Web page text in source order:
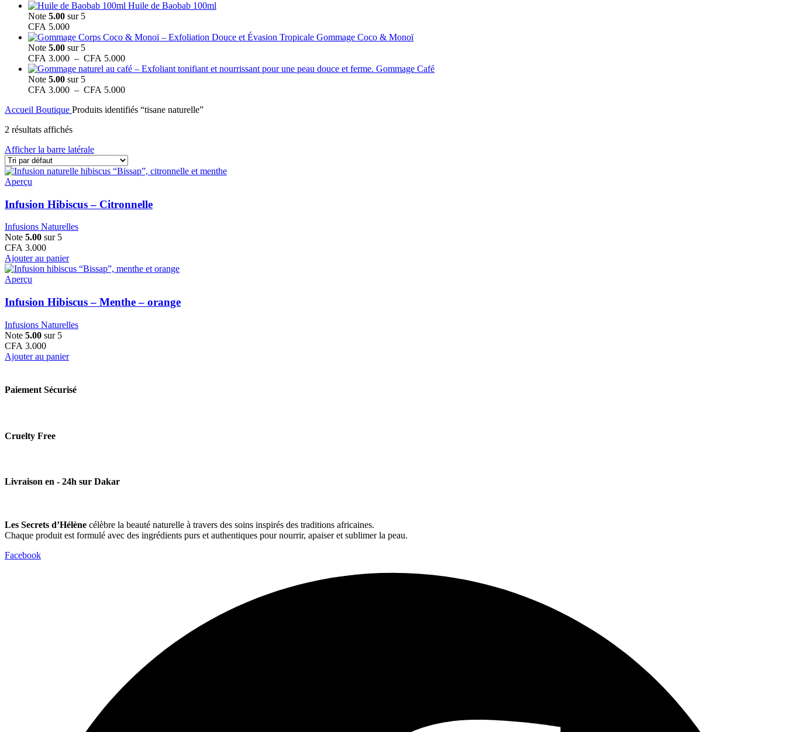
Huile de Baobab 100ml
Note 5.00 sur 5
CFA 5.000
Gommage Coco & Monoï
Note 5.00 sur 5
CFA 3.000 – CFA 5.000Plage
de
CFA 3.000
CFA 5.000
Gommage Café
Note 5.00 sur 5
CFA 3.000 – CFA 5.000Plage
prix :
Accueil Boutique Produits identifiés “tisane naturelle”
2 résultats affichés
Afficher la barre latérale
Aperçu
Infusion Hibiscus – Citronnelle
Infusions Naturelles
Note 5.00 sur 5
CFA 3.000
Ajouter au panier
Aperçu
Infusion Hibiscus – Menthe – orange
Infusions Naturelles
Note 5.00 sur 5
CFA 3.000
Ajouter au panier
Paiement Sécurisé
Cruelty Free
Livraison en - 24h sur Dakar
Les Secrets d’Hélène célèbre la beauté naturelle à travers des soins inspirés des traditions africaines.
Chaque produit est formulé avec des ingrédients purs et authentiques pour nourrir, apaiser et sublimer la peau.
Facebook